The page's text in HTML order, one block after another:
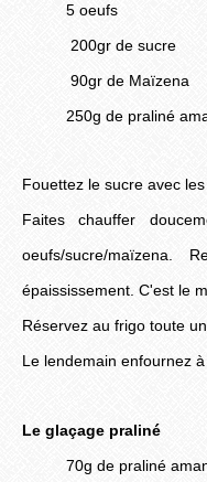
5 oeufs
200gr de sucre
90gr de Maïzena
250g de praliné
Fouettez le sucre avec
Faites chauffer
oeufs/sucre/maïzena.
épaississement. C'est le
Réservez au frigo toute
Le lendemain enfournez
Le glaçage praliné
70g de praliné